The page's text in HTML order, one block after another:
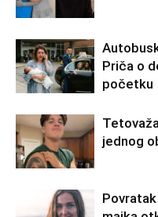
Priča o
početku
jednog